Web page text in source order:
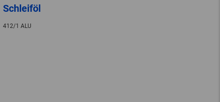
Schleiföl
412/1 ALU